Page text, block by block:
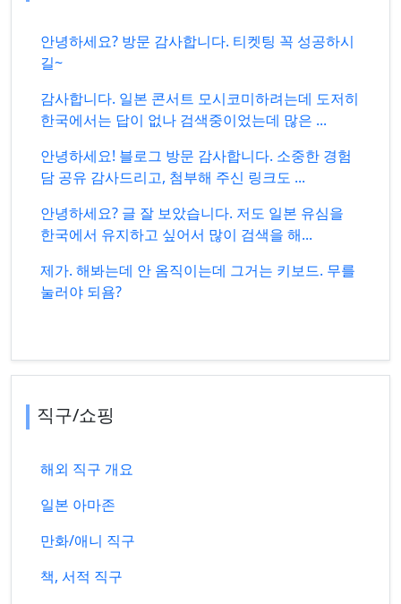
안녕하세요? 방문 감사합니다. 티켓팅 꼭 성공하시
길~
감사합니다. 일본 콘서트 모시코미하려는데 도저히
한국에서는 답이 없나 검색중이었는데 많은 ...
안녕하세요! 블로그 방문 감사합니다. 소중한 경험
담 공유 감사드리고, 첨부해 주신 링크도 ...
안녕하세요? 글 잘 보았습니다. 저도 일본 유심을
한국에서 유지하고 싶어서 많이 검색을 해...
제가. 해봐는데 안 옴직이는데 그거는 키보드. 무를
눌러야 되욤?
직구/쇼핑
해외 직구 개요
일본 아마존
만화/애니 직구
책, 서적 직구